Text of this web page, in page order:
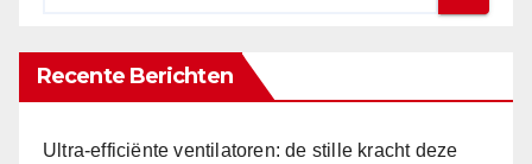
Recente Berichten
Ultra-efficiënte ventilatoren: de stille kracht deze